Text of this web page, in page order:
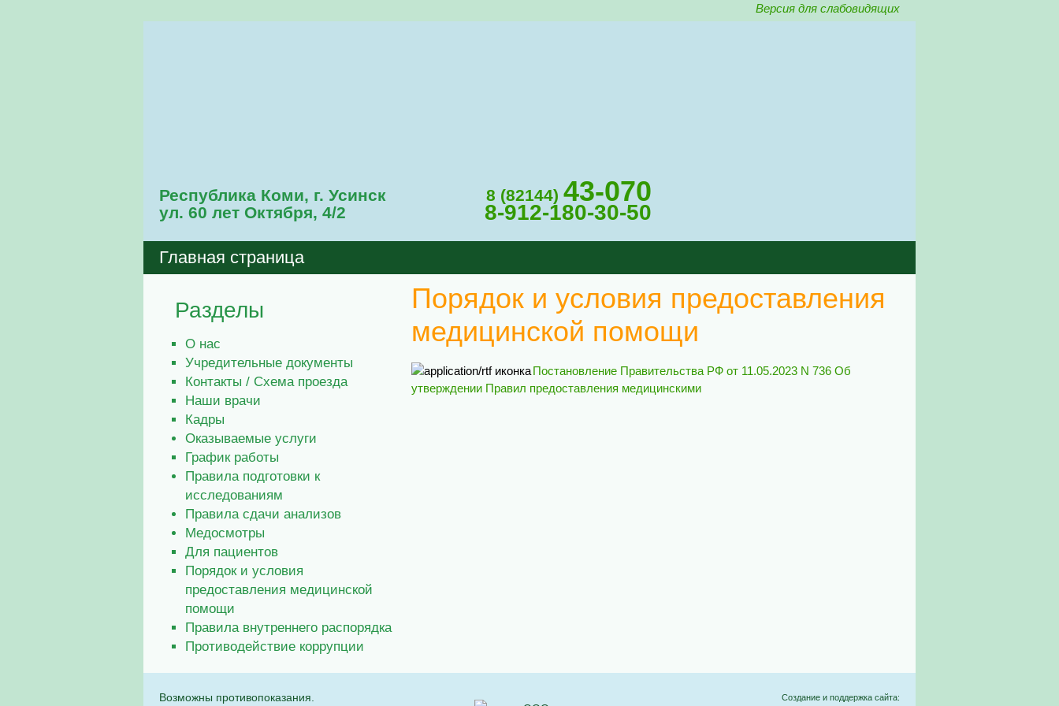
Версия для слабовидящих
Республика Коми, г. Усинск
ул. 60 лет Октября, 4/2
8 (82144) 43-070
8-912-180-30-50
Главная страница
Разделы
О нас
Учредительные документы
Контакты / Схема проезда
Наши врачи
Кадры
Оказываемые услуги
График работы
Правила подготовки к
исследованиям
Правила сдачи анализов
Медосмотры
Для пациентов
Порядок и условия
предоставления медицинской
помощи
Правила внутреннего распорядка
Противодействие коррупции
Порядок и условия предоставления
медицинской помощи
Постановление Правительства РФ от 11.05.2023 N 736 Об
утверждении Правил предоставления медицинскими
Возможны противопоказания. Создание и поддержка сайта: